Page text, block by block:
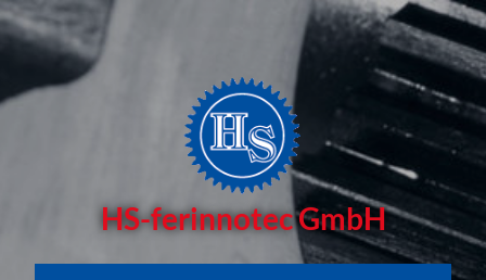
HS-ferinnotec GmbH